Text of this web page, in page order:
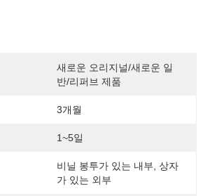
새로운 오리지널/새로운 일
반/리퍼브 제품
3개월
1~5일
비닐 봉투가 있는 내부, 상자
가 있는 외부